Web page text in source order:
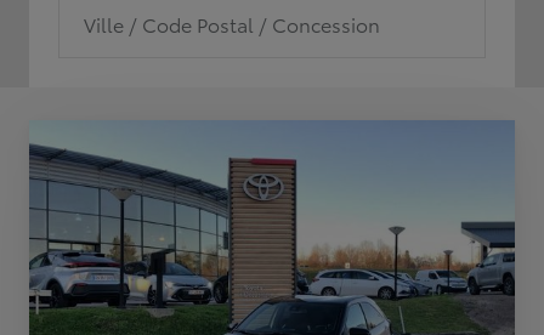
Ville / Code Postal / Concession